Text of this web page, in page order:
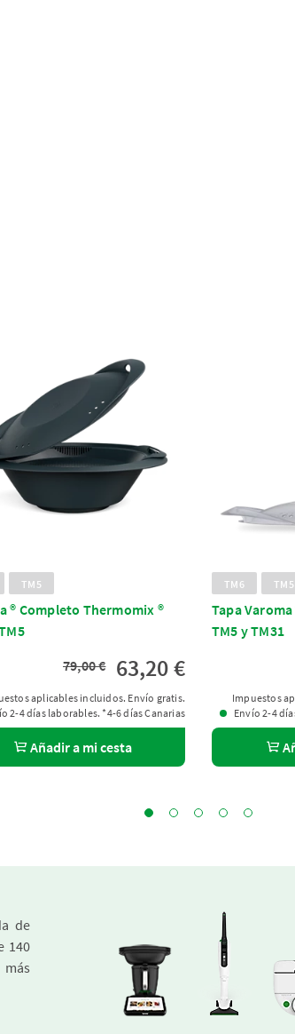
TM5
® Completo Thermomix ®
79,00 €
63,20 €
aplicables incluidos. Envío gratis.
2-4 días laborables. *4-6 días Canarias
Añadir a mi cesta
TM6 TM5
Tapa
TM5 y TM31
Impuestos
Envío 2-4
de
140